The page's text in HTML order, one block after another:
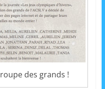
des grands !